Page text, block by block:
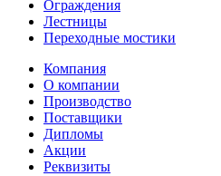
Ограждения
Лестницы
Переходные мостики
Компания
О компании
Производство
Поставщики
Дипломы
Акции
Реквизиты